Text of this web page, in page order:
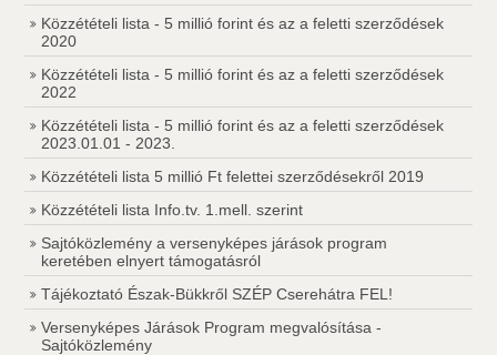
Közzétételi lista - 5 millió forint és az a feletti szerződések
2020
Közzétételi lista - 5 millió forint és az a feletti szerződések
2022
Közzétételi lista - 5 millió forint és az a feletti szerződések
2023.01.01 - 2023.
Közzétételi lista 5 millió Ft felettei szerződésekről 2019
Közzétételi lista Info.tv. 1.mell. szerint
Sajtóközlemény a versenyképes járások program
keretében elnyert támogatásról
Tájékoztató Észak-Bükkről SZÉP Cserehátra FEL!
Versenyképes Járások Program megvalósítása -
Sajtóközlemény